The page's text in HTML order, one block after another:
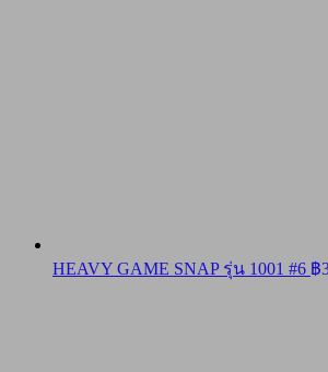
HEAVY GAME SNAP รุ่น 1001 #6 ฿